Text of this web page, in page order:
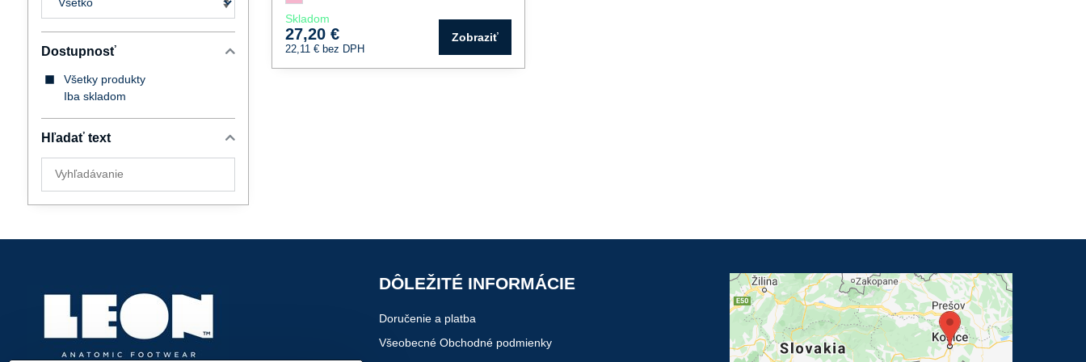
Skladom
27,20 €
22,11 € bez DPH
Zobraziť
Dostupnosť
Všetky produkty
Iba skladom
Hľadať text
filtra
DÔLEŽITÉ INFORMÁCIE
Doručenie a platba
Všeobecné Obchodné podmienky